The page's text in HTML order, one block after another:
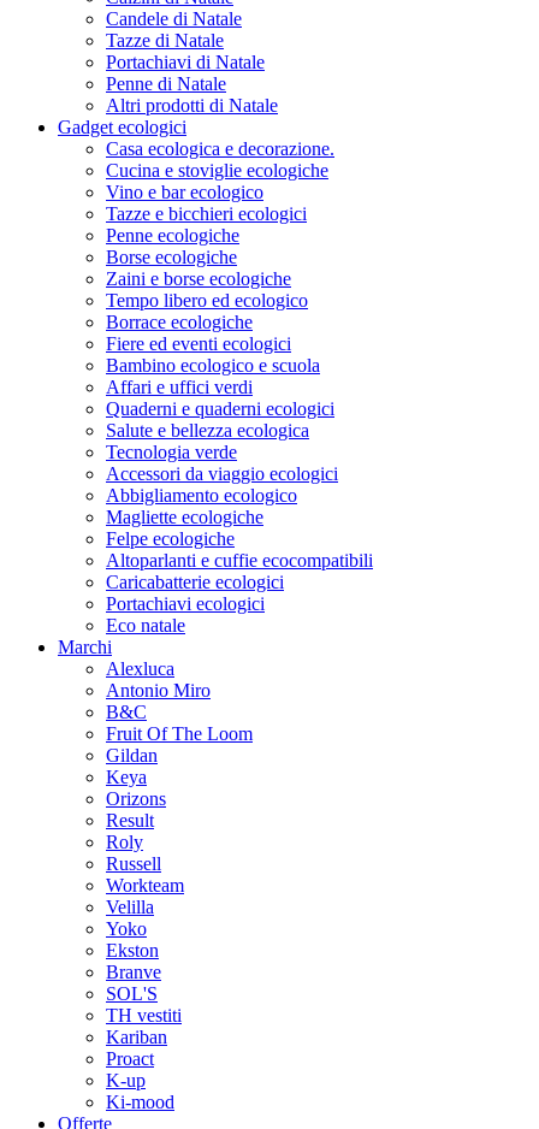
Candele di Natale
Tazze di Natale
Portachiavi di Natale
Penne di Natale
Altri prodotti di Natale
Gadget ecologici
Casa ecologica e decorazione.
Cucina e stoviglie ecologiche
Vino e bar ecologico
Tazze e bicchieri ecologici
Penne ecologiche
Borse ecologiche
Zaini e borse ecologiche
Tempo libero ed ecologico
Borrace ecologiche
Fiere ed eventi ecologici
Bambino ecologico e scuola
Affari e uffici verdi
Quaderni e quaderni ecologici
Salute e bellezza ecologica
Tecnologia verde
Accessori da viaggio ecologici
Abbigliamento ecologico
Magliette ecologiche
Felpe ecologiche
Altoparlanti e cuffie ecocompatibili
Caricabatterie ecologici
Portachiavi ecologici
Eco natale
Marchi
Alexluca
Antonio Miro
B&C
Fruit Of The Loom
Gildan
Keya
Orizons
Result
Roly
Russell
Workteam
Velilla
Yoko
Ekston
Branve
SOL'S
TH vestiti
Kariban
Proact
K-up
Ki-mood
Offerte